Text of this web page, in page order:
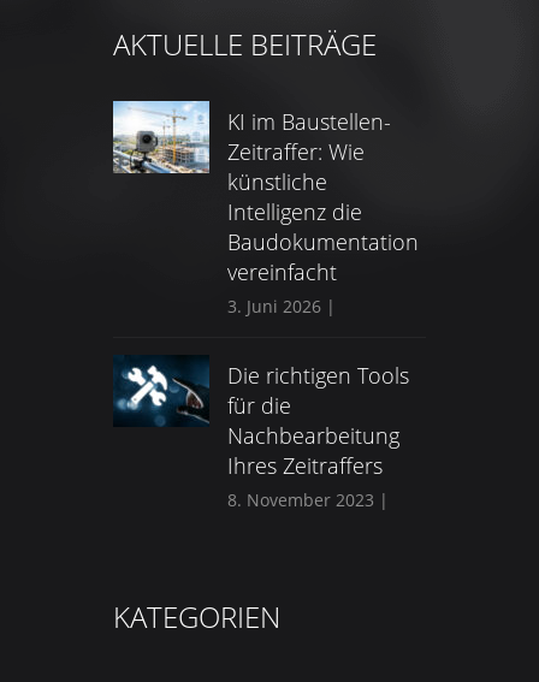
AKTUELLE BEITRÄGE
KI im Baustellen-
Zeitraffer: Wie
künstliche
Intelligenz die
Baudokumentation
vereinfacht
3. Juni 2026 |
Die richtigen Tools
für die
Nachbearbeitung
Ihres Zeitraffers
8. November 2023 |
KATEGORIEN